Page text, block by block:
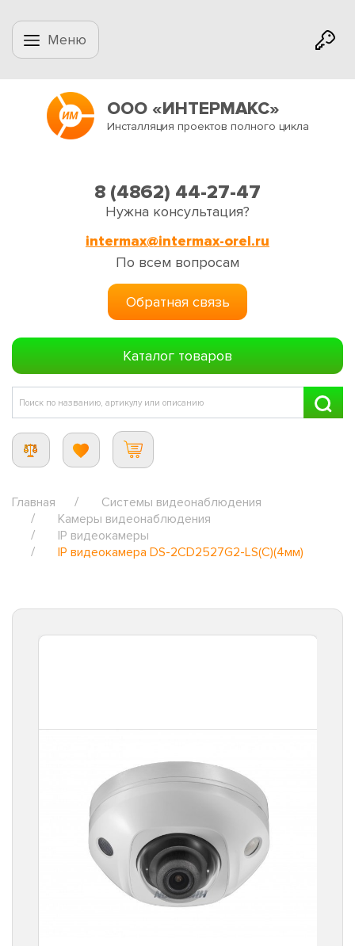
Меню
ООО «ИНТЕРМАКС»
Инсталляция проектов полного цикла
8 (4862) 44-27-47
Нужна консультация?
intermax@intermax-orel.ru
По всем вопросам
Обратная связь
Каталог товаров
Главная
Системы видеонаблюдения
Камеры видеонаблюдения
IP видеокамеры
IP видеокамера DS-2CD2527G2-LS(C)(4мм)